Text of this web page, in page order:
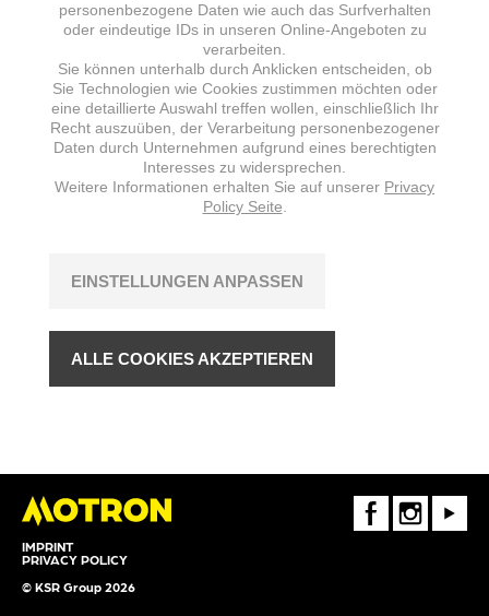
IMPRINT
PRIVACY POLICY
© KSR Group 2026
FaceBookInstagramYoutube
personenbezogene Daten wie auch das Surfverhalten
oder eindeutige IDs in unseren Online-Angeboten zu
verarbeiten.
Sie können unterhalb durch Anklicken entscheiden, ob
Sie Technologien wie Cookies zustimmen möchten oder
eine detaillierte Auswahl treffen wollen, einschließlich Ihr
Recht auszuüben, der Verarbeitung personenbezogener
Daten durch Unternehmen aufgrund eines berechtigten
Interesses zu widersprechen.
Weitere Informationen erhalten Sie auf unserer Privacy
Policy Seite
EINSTELLUNGEN ANPASSEN
ALLE COOKIES AKZEPTIEREN